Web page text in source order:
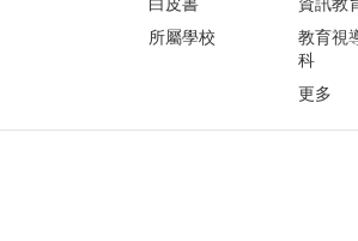
所屬學校
教育視
科
更多